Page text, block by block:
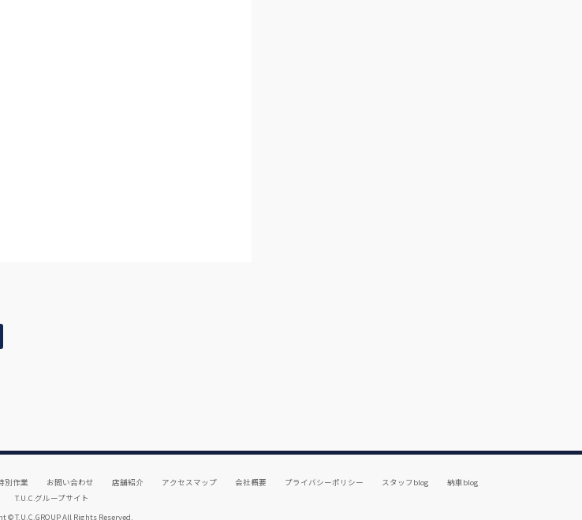
別作業 お問い合わせ 店舗紹介 アクセスマップ 会社概要 プライバシーポリシー スタッフblog
納車blog
T.U.C.グループサイト
© T.U.C.GROUP All Rights Reserved.